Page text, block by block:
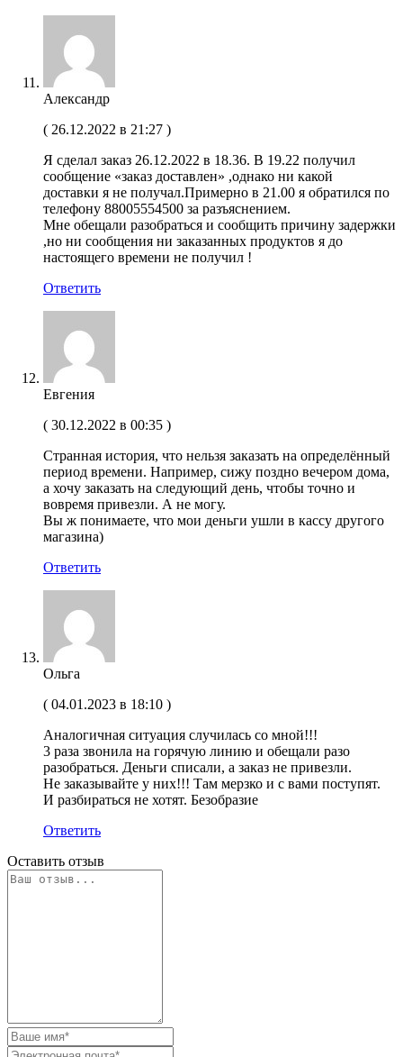
Александр
( 26.12.2022 в 21:27 )
Я сделал заказ 26.12.2022 в 18.36. В 19.22 получил
сообщение «заказ доставлен» ,однако ни какой
доставки я не получал.Примерно в 21.00 я обратился по
телефону 88005554500 за разъяснением.
Мне обещали разобраться и сообщить причину задержки
,но ни сообщения ни заказанных продуктов я до
настоящего времени не получил !
Ответить
Евгения
( 30.12.2022 в 00:35 )
Странная история, что нельзя заказать на определённый
период времени. Например, сижу поздно вечером дома,
а хочу заказать на следующий день, чтобы точно и
вовремя привезли. А не могу.
Вы ж понимаете, что мои деньги ушли в кассу другого
магазина)
Ответить
Ольга
( 04.01.2023 в 18:10 )
Аналогичная ситуация случилась со мной!!!
3 раза звонила на горячую линию и обещали разо
разобраться. Деньги списали, а заказ не привезли.
Не заказывайте у них!!! Там мерзко и с вами поступят.
И разбираться не хотят. Безобразие
Ответить
Оставить отзыв